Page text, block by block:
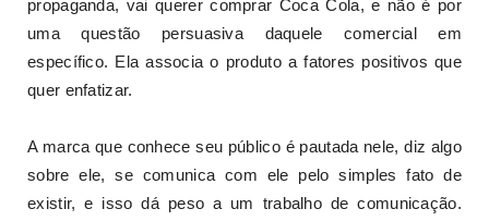
propaganda, vai querer comprar Coca Cola, e não é por
uma questão persuasiva daquele comercial em
específico. Ela associa o produto a fatores positivos que
quer enfatizar.
A marca que conhece seu público é pautada nele, diz algo
sobre ele, se comunica com ele pelo simples fato de
existir, e isso dá peso a um trabalho de comunicação.